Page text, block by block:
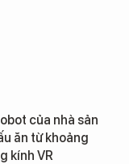
của nhà sản
ăn từ khoảng
kính VR